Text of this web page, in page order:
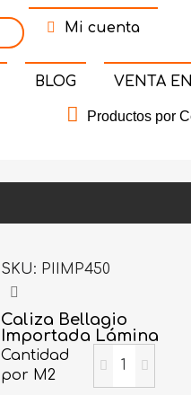
Mi cuenta
BLOG VENTA
Productos por
SKU PIIMP450
Caliza Bellagio
Importada Lámina
Cantidad
por M2